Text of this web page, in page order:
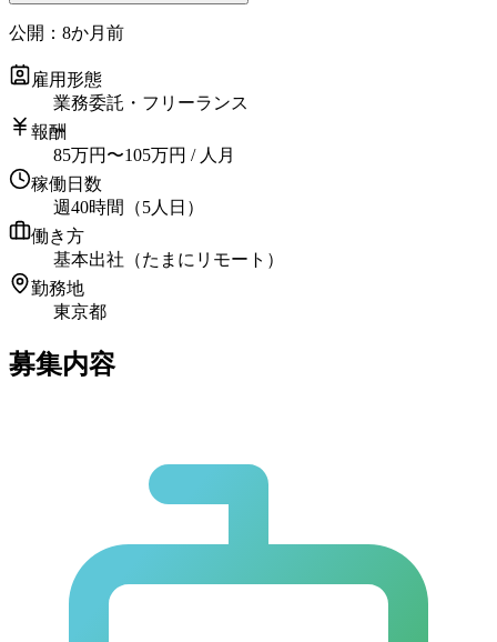
公開： 8か月前
雇用形態
業務委託・フリーランス
報酬
85万円 〜105万円 / 人月
稼働日数
週40時間（5人日）
働き方
基本出社（たまにリモート）
勤務地
東京都
募集内容